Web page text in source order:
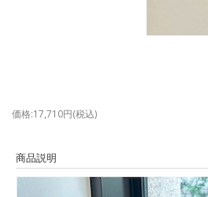
価格:17,710円(税込)
商品説明